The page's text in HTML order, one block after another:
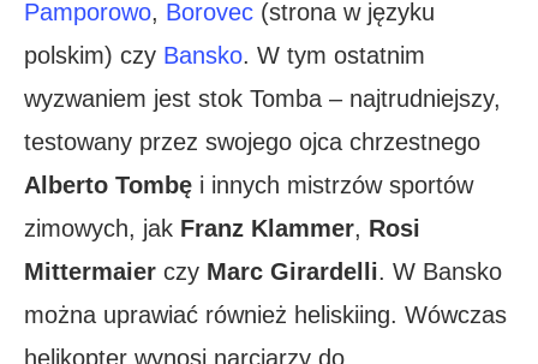
Pamporowo, Borovec (strona w języku
polskim) czy Bansko. W tym ostatnim
wyzwaniem jest stok Tomba – najtrudniejszy,
testowany przez swojego ojca chrzestnego
Alberto Tombę i innych mistrzów sportów
zimowych, jak Franz Klammer, Rosi
Mittermaier czy Marc Girardelli. W Bansko
można uprawiać również heliskiing. Wówczas
helikopter wynosi narciarzy do